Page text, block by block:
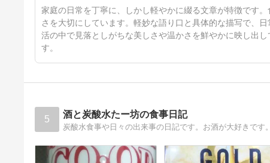
5日前
家庭の日常を丁寧に、しかし軽やかに綴る文章が特徴です
さを大切にしています。軽妙な語り口と具体的な描写で、
活の中で見落としがちな美しさや温かさを鮮やかに映し出
す。
5 酒と炭酸水たー坊の食事日記
炭酸水食事や日々の出来事の日記です。お酒が大好きです